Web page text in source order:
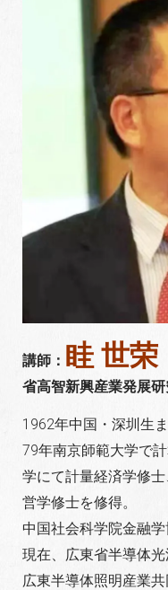
講師： 眭 世荣
省高智新興産業発展研
1962年中国・深圳生ま
79年南京師範大学で
学にて計量経済学修
営学修士を修得。
中国社会科学院金融学
現在、広東省半導体光
広東半導体照明産業